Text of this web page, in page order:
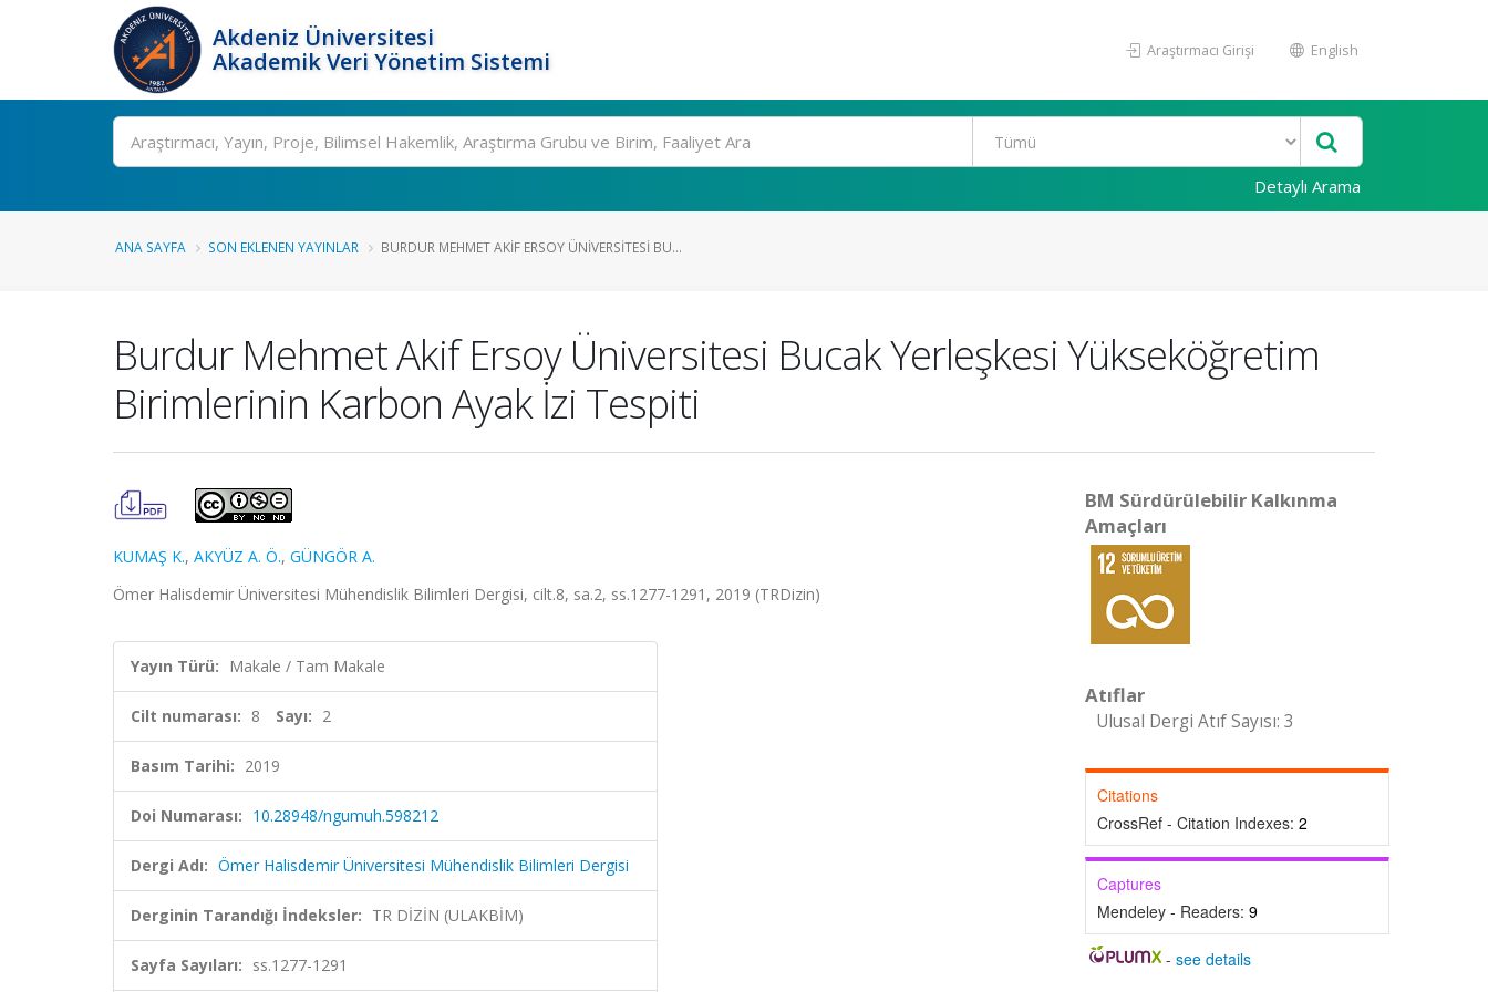
Akdeniz Üniversitesi
Akademik Veri Yönetim Sistemi
Araştırmacı Girişi English
Ara
Detaylı Arama
ANA SAYFA SON EKLENEN YAYINLAR BURDUR MEHMET AKIF ERSOY ÜNIVERSITESI BU...
Burdur Mehmet Akif Ersoy Üniversitesi Bucak Yerleşkesi Yükseköğretim
Birimlerinin Karbon Ayak İzi Tespiti
KUMAŞ K., AKYÜZ A. Ö., GÜNGÖR A.
Ömer Halisdemir Üniversitesi Mühendislik Bilimleri Dergisi, cilt.8, sa.2, ss.1277-1291, 2019 (TRDizin)
Yayın Türü: Makale / Tam Makale
Cilt numarası: 8 Sayı: 2
Basım Tarihi: 2019
Doi Numarası: 10.28948/ngumuh.598212
Dergi Adı: Ömer Halisdemir Üniversitesi Mühendislik Bilimleri Dergisi
Derginin Tarandığı İndeksler: TR DİZİN (ULAKBİM)
Sayfa Sayıları: ss.1277-1291
BM Sürdürülebilir Kalkınma
Amaçları
Atıflar
Ulusal Dergi Atıf Sayısı: 3
Citations
CrossRef - Citation Indexes: 2
Captures
Mendeley - Readers: 9
-see details